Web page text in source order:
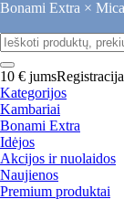
Bonami Extra ×
10 € jumsRegistracija
Kategorijos
Kambariai
Bonami Extra
Idėjos
Akcijos ir nuolaidos
Naujienos
Premium produktai